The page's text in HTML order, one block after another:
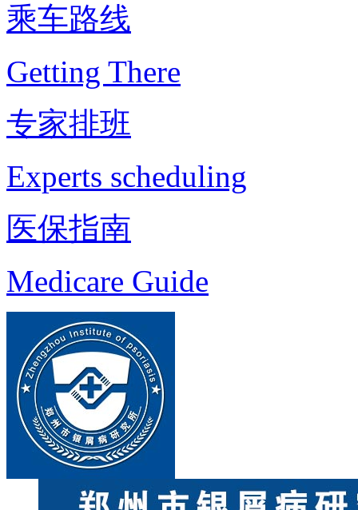
乘车路线
Getting There
专家排班
Experts scheduling
医保指南
Medicare Guide